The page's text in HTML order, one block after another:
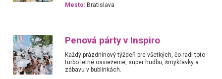
Mesto: Bratislava
Penová párty v Inspiro
Každý prázdninový týždeň pre všetkých, čo radi toto
turbo letné osvieženie, super hudbu, šmykľavky a
zábavu v bublinkách.